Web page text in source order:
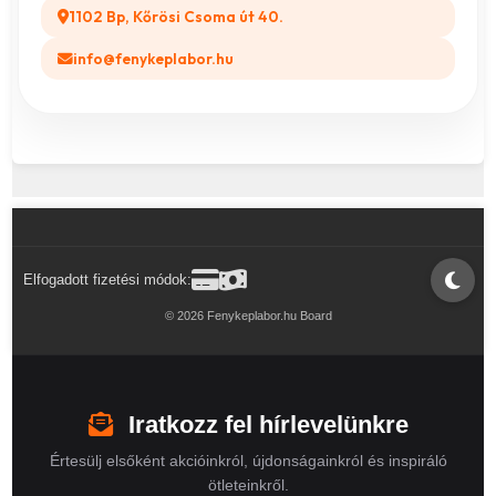
1102 Bp, Kőrösi Csoma út 40.
info@fenykeplabor.hu
Elfogadott fizetési módok:
© 2026 Fenykeplabor.hu Board
Iratkozz fel hírlevelünkre
Értesülj elsőként akcióinkról, újdonságainkról és inspiráló
ötleteinkről.